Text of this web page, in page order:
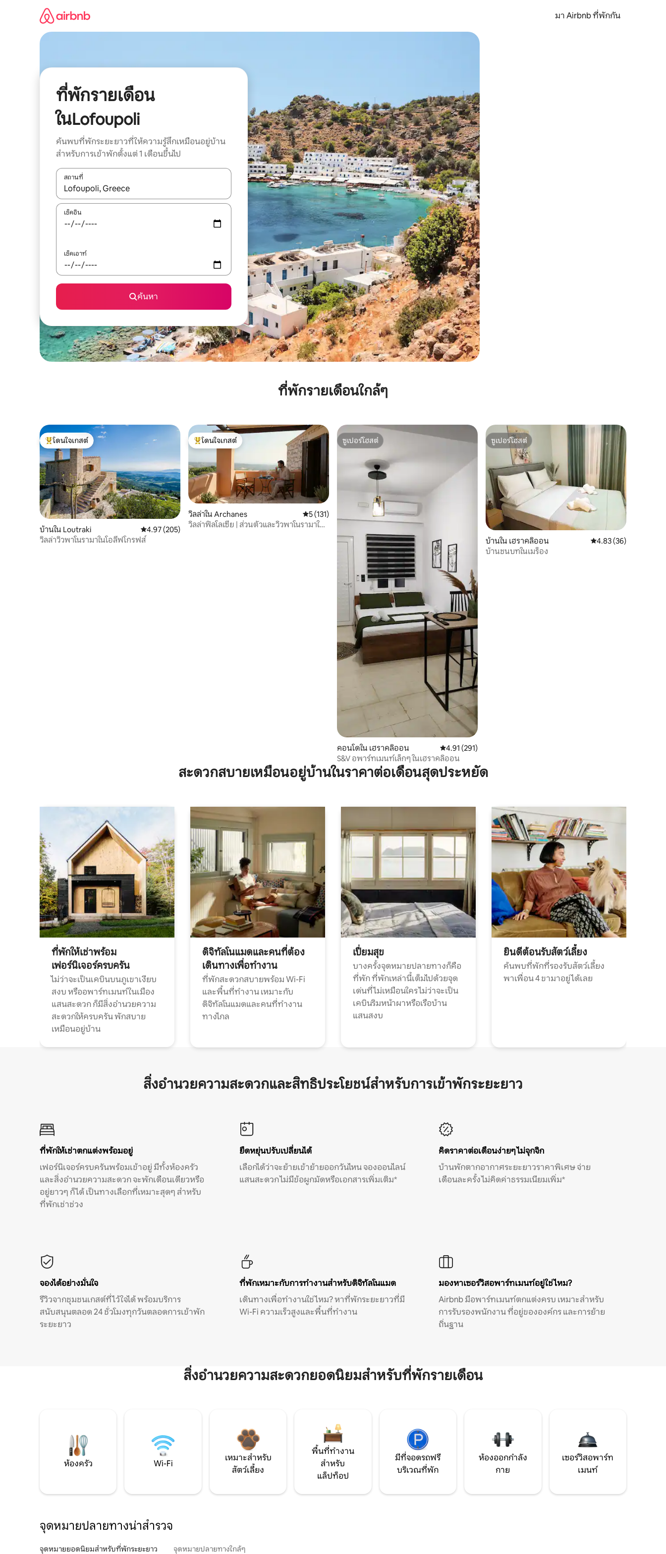
มา Airbnb ที่พักกัน
ที่พักรายเดือน
ในLofoupoli
ค้นพบที่พักระยะยาวที่ให้ความรู้สึกเหมือนอยู่บ้าน
สำหรับการเข้าพักตั้งแต่ 1 เดือนขึ้นไป
สถานที่
ใช้ลูกศรขึ้นลง หรือใช้การสัมผัสหรือปัด เพื่อสำรวจผลการค้นหา
เช็คอิน
เช็คเอาท์
ค้นหา
ที่พักรายเดือนใกล้ๆ
โดนใจเกสต์ที่สุด
โดนใจเกสต์
บ้านใน Loutraki คะแนนเฉลี่ย 4.97 จาก 5, 205 รีวิว
4.97 (205)
วิลล่าวิวพาโนรามาในโอลีฟโกรฟส์
โดนใจเกสต์ที่สุด
โดนใจเกสต์
วิลล่าใน Archanes คะแนนเฉลี่ย 5 จาก 5, 131 รีวิว
5 (131)
วิลล่าฟิลโลเซีย | ส่วนตัวและวิวพาโนรามาใกล้
ซูเปอร์โฮสต์
ซูเปอร์โฮสต์
คอนโดใน เฮราคลิออน คะแนนเฉลี่ย 4.91 จาก 5, 291 รีวิว
4.91 (291)
S&V อพาร์ทเมนท์เล็กๆ ในเฮราคลิออน
ซูเปอร์โฮสต์
ซูเปอร์โฮสต์
บ้านใน เฮราคลิออน คะแนนเฉลี่ย 4.83 จาก
4.83 (36)
บ้านชนบทในเมร็อง
สะดวกสบายเหมือนอยู่บ้านในราคาต่อเดือนสุดประหยัด
ที่พักให้เช่าพร้อม
เฟอร์นิเจอร์ครบครัน
ไม่ว่าจะเป็นเคบินบนภูเขาเงียบ
สงบ หรืออพาร์ทเมนท์ในเมือง
แสนสะดวก ก็มีสิ่งอำนวยความ
สะดวกให้ครบครัน พักสบาย
เหมือนอยู่บ้าน
ดิจิทัลโนแมดและคนที่ต้อง
เดินทางเพื่อทำงาน
ที่พักสะดวกสบายพร้อม Wi-Fi
และพื้นที่ทำงาน เหมาะกับ
ดิจิทัลโนแมดและคนที่ทำงาน
ทางไกล
เปี่ยมสุข
บางครั้งจุดหมายปลายทางก็คือ
ที่พัก ที่พักเหล่านี้เต็มไปด้วยจุด
เด่นที่ไม่เหมือนใคร ไม่ว่าจะเป็น
เคบินริมหน้าผาหรือเรือบ้าน
แสนสงบ
ยินดีต้อนรับสัตว์เลี้ยง
ค้นพบที่พักที่รองรับสัตว์เลี้ยง
พาเพื่อน 4 ขามาอยู่ได้เลย
สิ่งอำนวยความสะดวกและสิทธิประโยชน์สำหรับการเข้าพักระยะยาว
ที่พักให้เช่าตกแต่งพร้อมอยู่
เฟอร์นิเจอร์ครบครันพร้อมเข้าอยู่ มีทั้งห้องครัว
และสิ่งอำนวยความสะดวก จะพักเดือนเดียวหรือ
อยู่ยาวๆ ก็ได้ เป็นทางเลือกที่เหมาะสุดๆ สำหรับ
ที่พักเช่าช่วง
ยืดหยุ่นปรับเปลี่ยนได้
เลือกได้ว่าจะย้ายเข้าย้ายออกวันไหน จองออนไลน์
แสนสะดวก ไม่มีข้อผูกมัดหรือเอกสารเพิ่มเติม*
คิดราคาต่อเดือนง่ายๆ ไม่จุกจิก
บ้านพักตากอากาศระยะยาวราคาพิเศษ จ่าย
เดือนละครั้ง ไม่คิดค่าธรรมเนียมเพิ่ม*
จองได้อย่างมั่นใจ
รีวิวจากชุมชนเกสต์ที่ไว้ใจได้ พร้อมบริการ
สนับสนุนตลอด 24 ชั่วโมงทุกวันตลอดการเข้าพัก
ระยะยาว
ที่พักเหมาะกับการทำงานสำหรับดิจิทัลโนแมด
เดินทางเพื่อทำงานใช่ไหม? หาที่พักระยะยาวที่มี
Wi-Fi ความเร็วสูงและพื้นที่ทำงาน
มองหาเซอร์วิสอพาร์ทเมนท์อยู่ใช่ไหม?
Airbnb มีอพาร์ทเมนท์ตกแต่งครบ เหมาะสำหรับ
การรับรองพนักงาน ที่อยู่ขององค์กร และการย้าย
ถิ่นฐาน
สิ่งอำนวยความสะดวกยอดนิยมสำหรับที่พักรายเดือน
ห้องครัว Wi-Fi
เหมาะสำหรับ
สัตว์เลี้ยง
พื้นที่ทำงาน
สำหรับ
แล็ปท็อป
มีที่จอดรถฟรี
บริเวณที่พัก
ห้องออกกำลัง
กาย
เซอร์วิสอพาร์ท
เมนท์
จุดหมายปลายทางน่าสำรวจ
จุดหมายยอดนิยมสำหรับที่พักระยะยาว จุดหมายปลายทางใกล้ๆ